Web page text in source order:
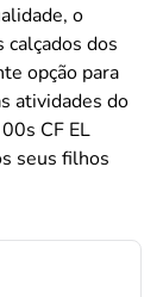
o
dos
opção para
atividades do
CF EL
seus filhos